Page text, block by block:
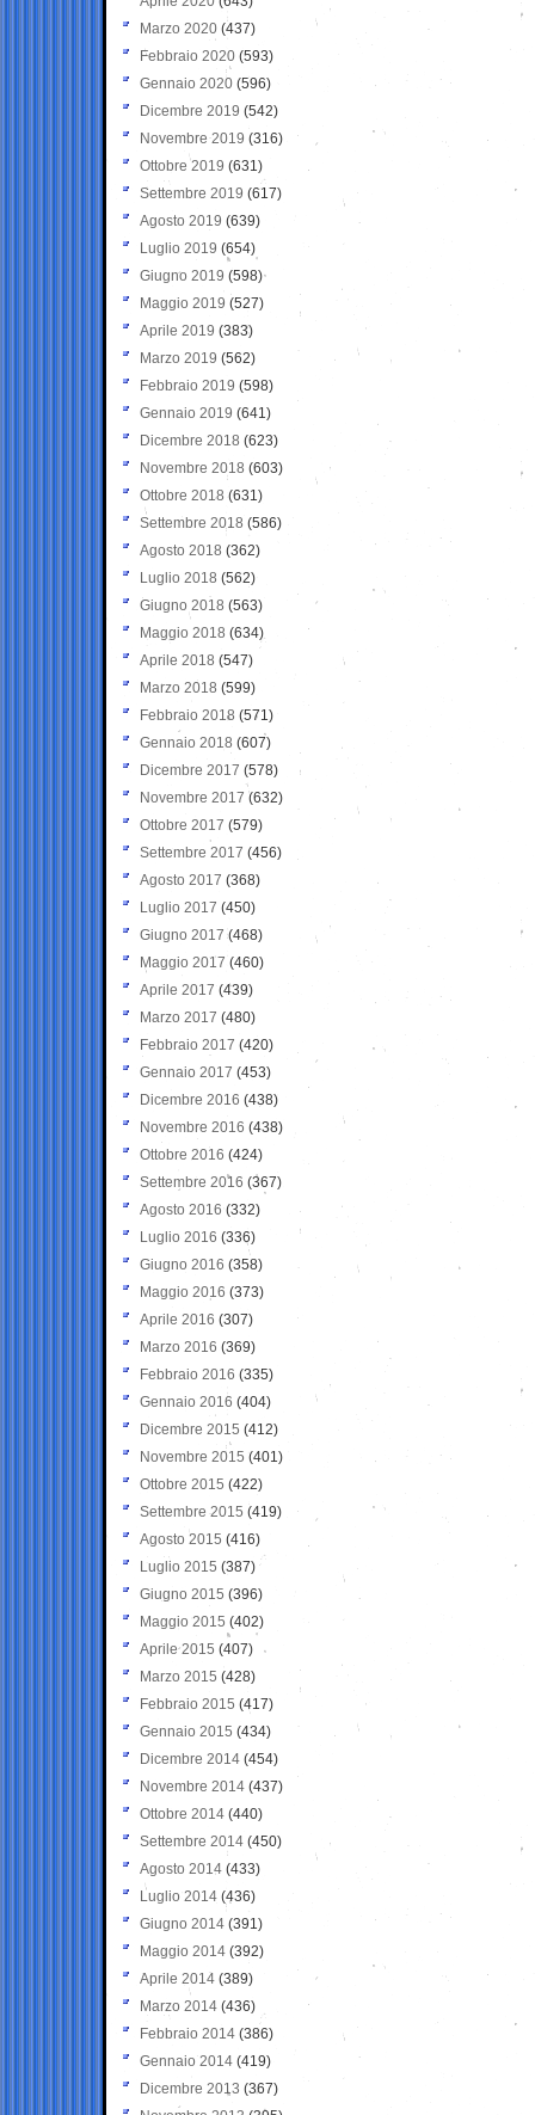
Marzo 2020 (437)
Febbraio 2020 (593)
Gennaio 2020 (596)
Dicembre 2019 (542)
Novembre 2019 (316)
Ottobre 2019 (631)
Settembre 2019 (617)
Agosto 2019 (639)
Luglio 2019 (654)
Giugno 2019 (598)
Maggio 2019 (527)
Aprile 2019 (383)
Marzo 2019 (562)
Febbraio 2019 (598)
Gennaio 2019 (641)
Dicembre 2018 (623)
Novembre 2018 (603)
Ottobre 2018 (631)
Settembre 2018 (586)
Agosto 2018 (362)
Luglio 2018 (562)
Giugno 2018 (563)
Maggio 2018 (634)
Aprile 2018 (547)
Marzo 2018 (599)
Febbraio 2018 (571)
Gennaio 2018 (607)
Dicembre 2017 (578)
Novembre 2017 (632)
Ottobre 2017 (579)
Settembre 2017 (456)
Agosto 2017 (368)
Luglio 2017 (450)
Giugno 2017 (468)
Maggio 2017 (460)
Aprile 2017 (439)
Marzo 2017 (480)
Febbraio 2017 (420)
Gennaio 2017 (453)
Dicembre 2016 (438)
Novembre 2016 (438)
Ottobre 2016 (424)
Settembre 2016 (367)
Agosto 2016 (332)
Luglio 2016 (336)
Giugno 2016 (358)
Maggio 2016 (373)
Aprile 2016 (307)
Marzo 2016 (369)
Febbraio 2016 (335)
Gennaio 2016 (404)
Dicembre 2015 (412)
Novembre 2015 (401)
Ottobre 2015 (422)
Settembre 2015 (419)
Agosto 2015 (416)
Luglio 2015 (387)
Giugno 2015 (396)
Maggio 2015 (402)
Aprile 2015 (407)
Marzo 2015 (428)
Febbraio 2015 (417)
Gennaio 2015 (434)
Dicembre 2014 (454)
Novembre 2014 (437)
Ottobre 2014 (440)
Settembre 2014 (450)
Agosto 2014 (433)
Luglio 2014 (436)
Giugno 2014 (391)
Maggio 2014 (392)
Aprile 2014 (389)
Marzo 2014 (436)
Febbraio 2014 (386)
Gennaio 2014 (419)
Dicembre 2013 (367)